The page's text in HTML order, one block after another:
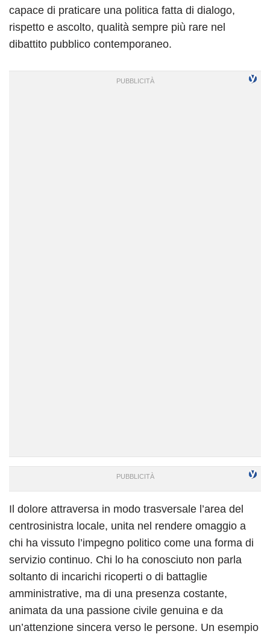
capace di praticare una politica fatta di dialogo,
rispetto e ascolto, qualità sempre più rare nel
dibattito pubblico contemporaneo.
Il dolore attraversa in modo trasversale l’area del
centrosinistra locale, unita nel rendere omaggio a
chi ha vissuto l’impegno politico come una forma di
servizio continuo. Chi lo ha conosciuto non parla
soltanto di incarichi ricoperti o di battaglie
amministrative, ma di una presenza costante,
animata da una passione civile genuina e da
un’attenzione sincera verso le persone. Un esempio